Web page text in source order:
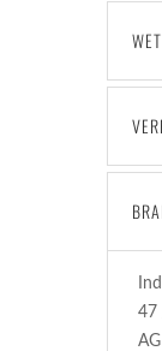
47
AG